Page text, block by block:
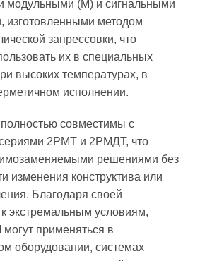
модульными (М) и сигнальными
изготовленными методом
запрессовки, что
их в специальных
высоких температурах, в
исполнении.
совместимы с
2РМТ и 2РМДТ, что
решениями без
изменения конструктива или
Благодаря своей
к экстремальным условиям,
применяться в
оборудовании, системах